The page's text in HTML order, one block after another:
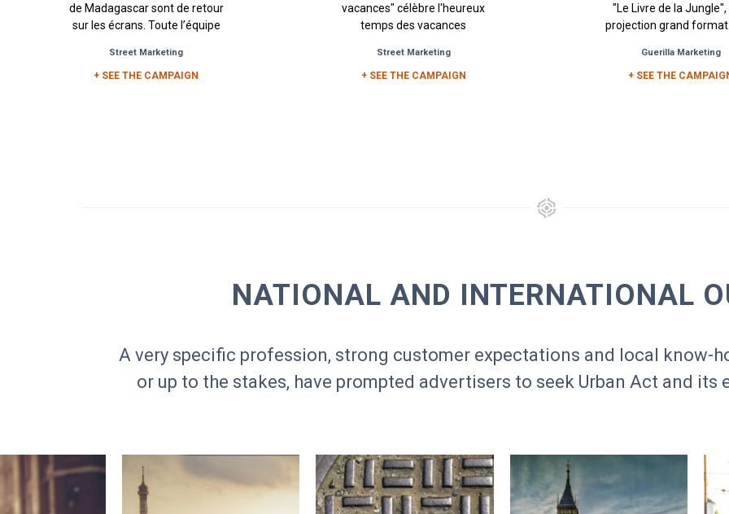
de Madagascar sont de retour
sur les écrans. Toute l’équipe
pendant le Festival pour
présenter le film. ...
Street Marketing
+ SEE THE CAMPAIGN
vacances" célèbre l'heureux
temps des vacances
années étaient glorieuses, la
planète prometteuse et les
Street Marketing
+ SEE THE CAMPAIGN
"Le Livre de la
projection grand
Marseille
d’annoncer la
Guerilla Marketing
+ SEE THE
NATIONAL AND INTERNATIONAL
A very specific profession, strong customer expectations and local know-
or up to the stakes, have prompted advertisers to seek Urban Act and its